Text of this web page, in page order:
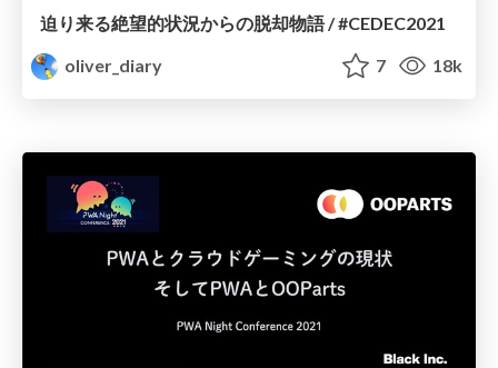
迫り来る絶望的状況からの脱却物語 / #CEDEC2021
oliver_diary
7 18k